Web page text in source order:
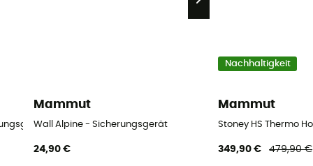
Mammut
Wall Alpine - Sicherungsgerät
24,90 €
Nachhaltigkeit
Mammut
Stoney HS Thermo
349,90 € 479,90 €